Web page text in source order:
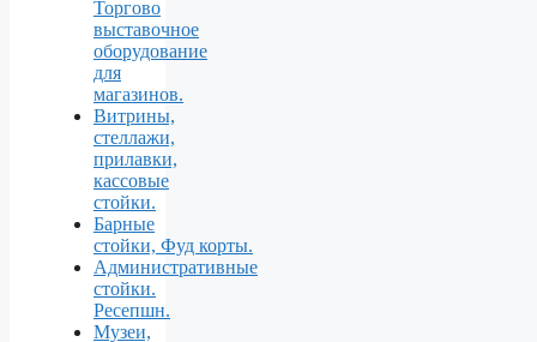
Торгово
выставочное
оборудование
для
магазинов.
Витрины,
стеллажи,
прилавки,
кассовые
стойки.
Барные
стойки, Фуд корты.
Aдминистративные
стойки.
Ресепшн.
Музеи,